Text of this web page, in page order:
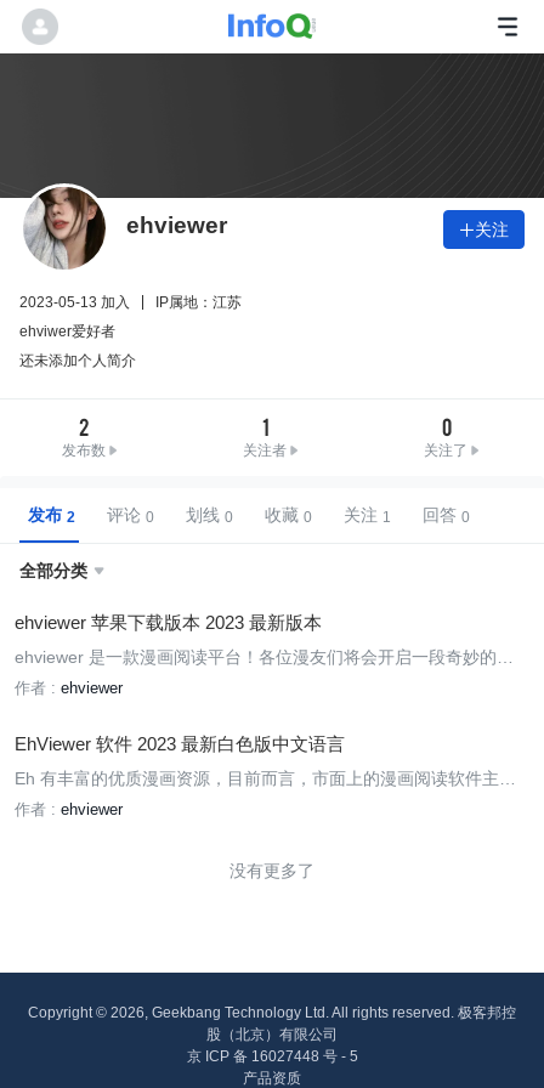
ehviewer 关注
2023-05-13 加入
IP属地：江苏
ehviwer爱好者
还未添加个人简介
2
发布数
1
关注者
0
关注了
发布 评论 划线 收藏 关注 回答
全部分类 
ehviewer 苹果下载版本 2023 最新版本
ehviewer 是一款漫画阅读平台！各位漫友们将会开启一段奇妙的漫
画生活，在这里你可以自由观看许多精彩有趣的漫画，漫画画质也都
台也将每天更新新的漫画，喜欢的大伙就请下载吧！
作者 : ehviewer
EhViewer 软件 2023 最新白色版中文语言
Eh 有丰富的优质漫画资源，目前而言，市面上的漫画阅读软件主要
分为两类，一类为自有库存漫画，而另外一类就是小编今天为你带来
作者 : ehviewer
没有更多了
Copyright © 2026, Geekbang Technology Ltd. All rights reserved. 极客邦控
股（北京）有限公司
京 ICP 备 16027448 号 - 5
产品资质